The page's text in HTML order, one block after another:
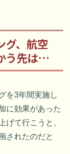
グ、航空
う先は…
を3年間実施し
に効果があった
げて行こうと、
されたのだと